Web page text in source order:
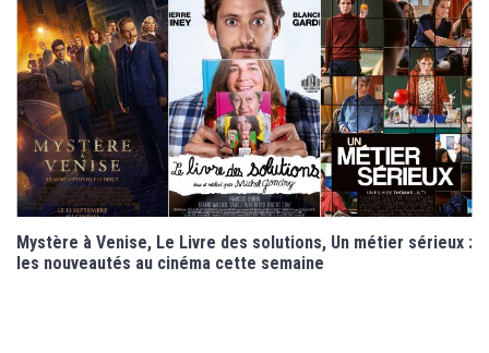
Mystère à Venise, Le Livre des solutions, Un métier sérieux :
les nouveautés au cinéma cette semaine